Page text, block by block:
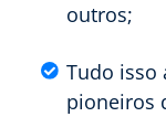
outros;
Tudo isso
pioneiros